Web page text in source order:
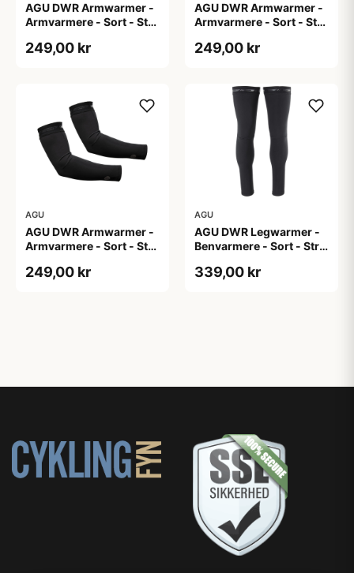
AGU DWR Armwarmer -
Armvarmere - Sort - Str.
249,00 kr
AGU DWR Armwarmer -
Armvarmere - Sort - Str.
249,00 kr
AGU
AGU DWR Armwarmer -
Armvarmere - Sort - Str.
249,00 kr
AGU
AGU DWR Legwarmer -
Benvarmere - Sort - Str.
339,00 kr